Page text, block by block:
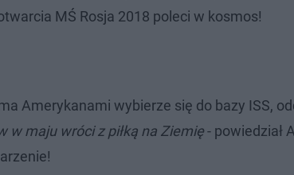
MŚ Rosja 2018 poleci w kosmos!
Amerykanami wybierze się do bazy ISS,
w maju wróci z piłką na Ziemię- powiedział